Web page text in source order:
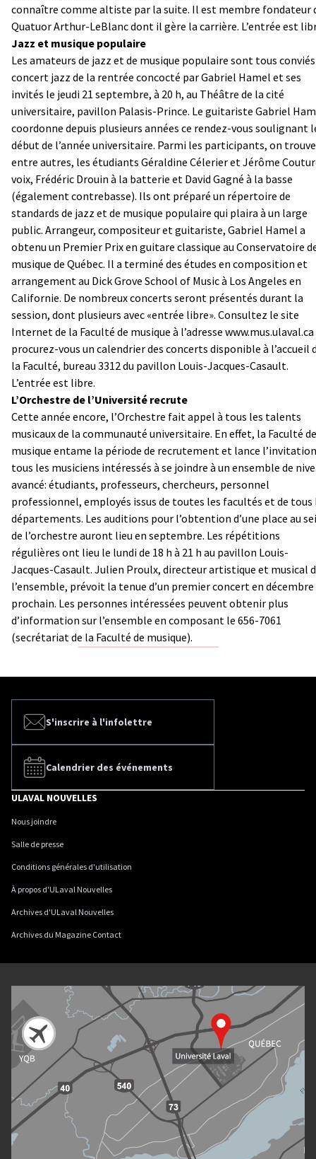
connaître comme altiste par la suite. Il est membre fondateur
Quatuor Arthur-LeBlanc dont il gère la carrière. L’entrée est
Jazz et musique populaire
Les amateurs de jazz et de musique populaire sont tous
concert jazz de la rentrée concocté par Gabriel Hamel et ses
invités le jeudi 21 septembre, à 20 h, au Théâtre de la cité
universitaire, pavillon Palasis-Prince. Le guitariste Gabriel
coordonne depuis plusieurs années ce rendez-vous soulignant
début de l’année universitaire. Parmi les participants, on
entre autres, les étudiants Géraldine Célerier et Jérôme
voix, Frédéric Drouin à la batterie et David Gagné à la basse
(également contrebasse). Ils ont préparé un répertoire de
standards de jazz et de musique populaire qui plaira à un large
public. Arrangeur, compositeur et guitariste, Gabriel Hamel a
obtenu un Premier Prix en guitare classique au Conservatoire
musique de Québec. Il a terminé des études en composition et
arrangement au Dick Grove School of Music à Los Angeles en
Californie. De nombreux concerts seront présentés durant la
session, dont plusieurs avec «entrée libre». Consultez le site
Internet de la Faculté de musique à l’adresse
procurez-vous un calendrier des concerts disponible à l’accueil
la Faculté, bureau 3312 du pavillon Louis-Jacques-Casault.
L’entrée est libre.
L’Orchestre de l’Université recrute
Cette année encore, l’Orchestre fait appel à tous les talents
musicaux de la communauté universitaire. En effet, la Faculté de
musique entame la période de recrutement et lance
tous les musiciens intéressés à se joindre à un ensemble de
avancé: étudiants, professeurs, chercheurs, personnel
professionnel, employés issus de toutes les facultés et de tous
départements. Les auditions pour l’obtention d’une place au
de l’orchestre auront lieu en septembre. Les répétitions
régulières ont lieu le lundi de 18 h à 21 h au pavillon Louis-
Jacques-Casault. Julien Proulx, directeur artistique et musical
l’ensemble, prévoit la tenue d’un premier concert en décembre
prochain. Les personnes intéressées peuvent obtenir plus
d’information sur l’ensemble en composant le 656-7061
(secrétariat de la Faculté de musique).
S'inscrire à l'infolettre
Calendrier des événements
ULAVAL NOUVELLES
Nous joindre
Salle de presse
Conditions générales d'utilisation
À propos d'ULaval Nouvelles
Archives d'ULaval Nouvelles
Archives du Magazine Contact